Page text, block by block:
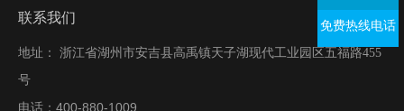
联系我们
地址： 浙江省湖州市安吉县高禹镇天子湖现代工业园区五福路455
号
电话：400-880-1009
免费热线电话